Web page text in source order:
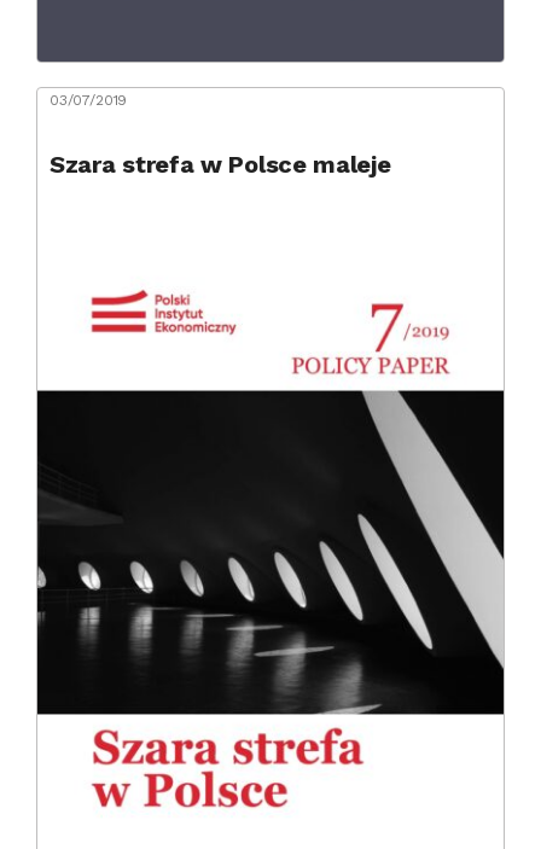
03/07/2019
Szara strefa w Polsce maleje